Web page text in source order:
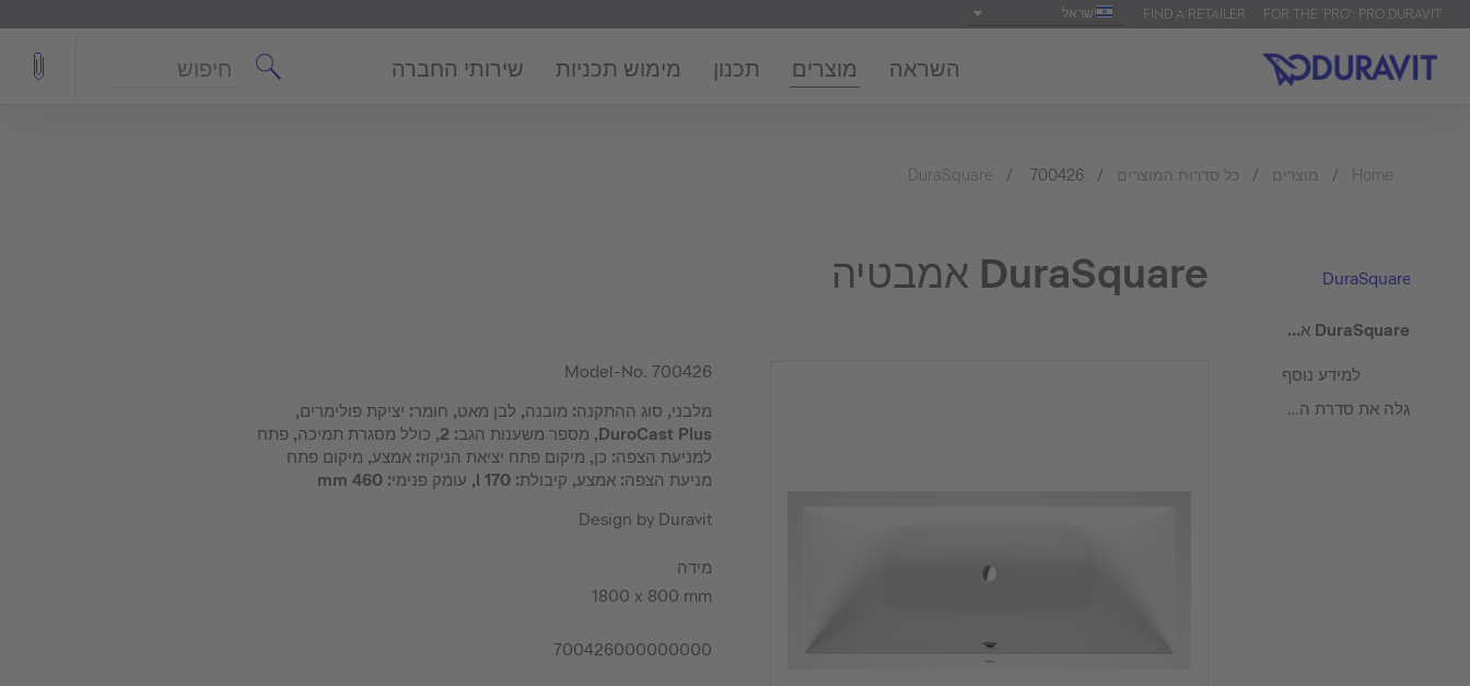
FOR THE 'PRO': PRO.DURAVIT
FIND A RETAILER ישראל
השראה מוצרים תכנון מימוש תכניות שירותי החברה
Home מוצרים כל סדרות המוצרים DuraSquare 700426
DuraSquare
DuraSquare אמבטיה
למידע נוסף
גלה את סדרת המוצרים
DuraSquare אמבטיה
Model-No.700426
מלבני, סוג ההתקנה: מובנה, לבן מאט, חומר: יציקת פולימרים,
DuroCast Plus, מספר משענות הגב: 2, כולל מסגרת תמיכה, פתח
למניעת הצפה: כן, מיקום פתח יציאת הניקוז: אמצע, מיקום פתח
מניעת הצפה: אמצע, קיבולת: 170 l, עומק פנימי: 460 mm
Design by Duravit
מידה
1800 x 800 mm
700426000000000